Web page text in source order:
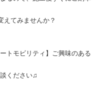
えてみませんか？
トモビリティ】ご興味のある
ください♫